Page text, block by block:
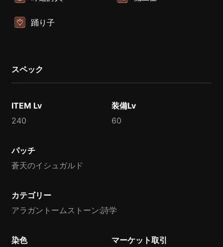
踊り子
スペック
ITEM Lv
240
装備Lv
60
パッチ
蒼天のイシュガルド
カテゴリー
アラガントームストーン:詩学
染色 マーケット取引